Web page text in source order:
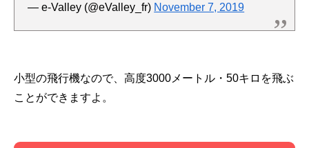
— e-Valley (@eValley_fr) November 7, 2019
小型の飛行機なので、高度3000メートル・50キロを飛ぶ
ことができますよ。